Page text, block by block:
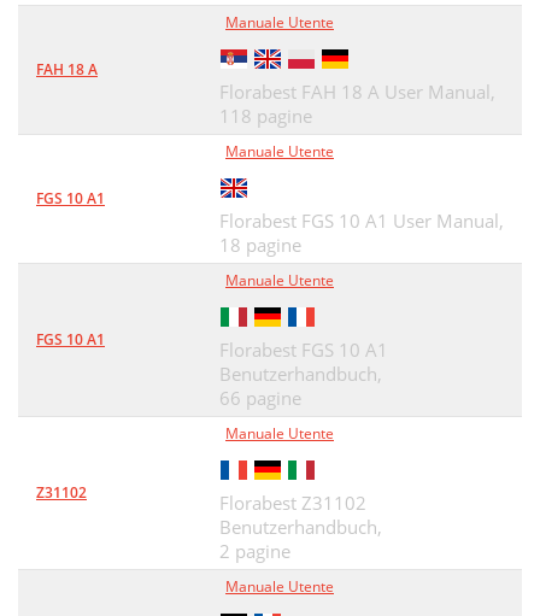
FAH 18 A
Manuale Utente
Florabest FAH 18 A User Manual,
118 pagine
FGS 10 A1
Manuale Utente
Florabest FGS 10 A1 User Manual,
18 pagine
FGS 10 A1
Manuale Utente
Florabest FGS 10 A1
Benutzerhandbuch,
66 pagine
Z31102
Manuale Utente
Florabest Z31102
Benutzerhandbuch,
2 pagine
Manuale Utente